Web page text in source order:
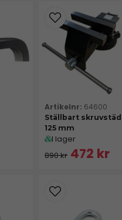
64600
Ställbart skruvstäd |
125 mm
I lager
890 kr 472 kr